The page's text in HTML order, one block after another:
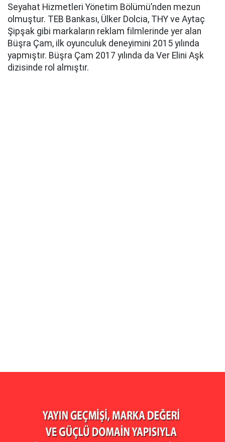
Seyahat Hizmetleri Yönetim Bölümü’nden mezun
olmuştur. TEB Bankası, Ülker Dolcia, THY ve Aytaç
Şipşak gibi markaların reklam filmlerinde yer alan
Büşra Çam, ilk oyunculuk deneyimini 2015 yılında
yapmıştır. Büşra Çam 2017 yılında da Ver Elini Aşk
dizisinde rol almıştır.